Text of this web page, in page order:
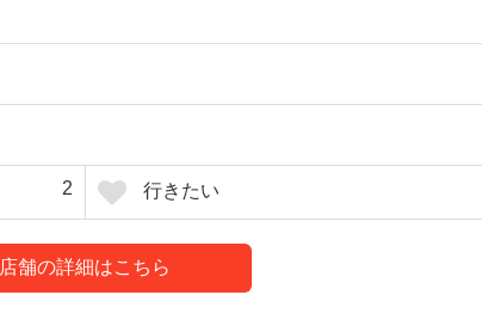
2 行きたい
店舗の詳細はこちら